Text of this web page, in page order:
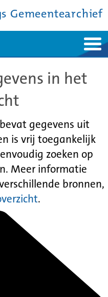
Gemeentearchief
in het
gegevens uit
is vrij toegankelijk
zoeken op
Meer informatie
bronnen,
.